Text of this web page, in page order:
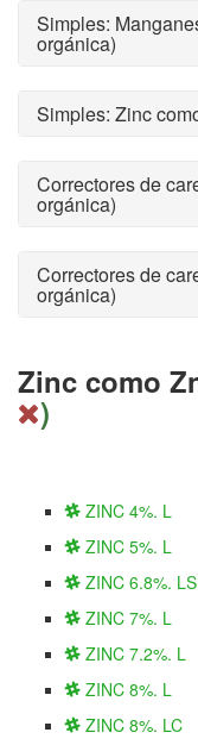
Simples:
orgánica)
Simples: Zinc
Correctores de
orgánica)
Correctores de
orgánica)
Zinc como
)
ZINC 4%. L
ZINC 5%. L
ZINC 6.8%. LS
ZINC 7%. L
ZINC 7.2%. L
ZINC 8%. L
ZINC 8%. LC